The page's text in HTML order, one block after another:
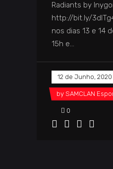
Radiants by
http://bit.ly/
nos dias 13 e 14
15h e
12 de Junho, 2020
by SAMCLAN
0